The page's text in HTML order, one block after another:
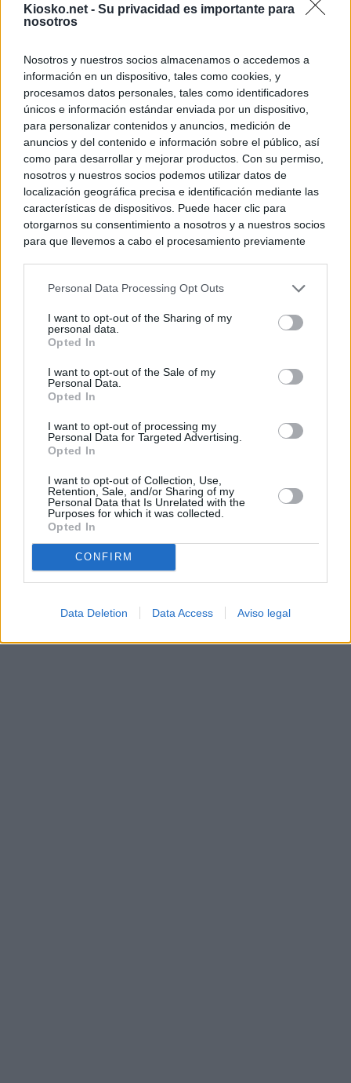
Kiosko.net - Su privacidad es importante para
nosotros
Nosotros y nuestros socios almacenamos o accedemos a
información en un dispositivo, tales como cookies, y
procesamos datos personales, tales como identificadores
únicos e información estándar enviada por un dispositivo,
para personalizar contenidos y anuncios, medición de
anuncios y del contenido e información sobre el público, así
como para desarrollar y mejorar productos. Con su permiso,
nosotros y nuestros socios podemos utilizar datos de
localización geográfica precisa e identificación mediante las
características de dispositivos. Puede hacer clic para
otorgarnos su consentimiento a nosotros y a nuestros socios
para que llevemos a cabo el procesamiento previamente
negar su consentimiento. Tenga en cuenta que algún
de su consentimiento, pero usted tiene el derecho de
rechazar tal procesamiento. Sus preferencias se aplicarán
cualquier momento entrando de nuevo en este sitio web o
visitando nuestra política de privacidad.
Personal Data Processing Opt Outs
I want to opt-out of the Sharing of my
personal data.
Opted In
I want to opt-out of the Sale of my
Personal Data.
Opted In
I want to opt-out of processing my
Personal Data for Targeted Advertising.
Opted In
I want to opt-out of Collection, Use,
Retention, Sale, and/or Sharing of my
Personal Data that Is Unrelated with the
Purposes for which it was collected.
Opted In
CONFIRM
Data Deletion Data Access Aviso legal